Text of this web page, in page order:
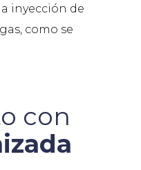
inyección de
como se
con